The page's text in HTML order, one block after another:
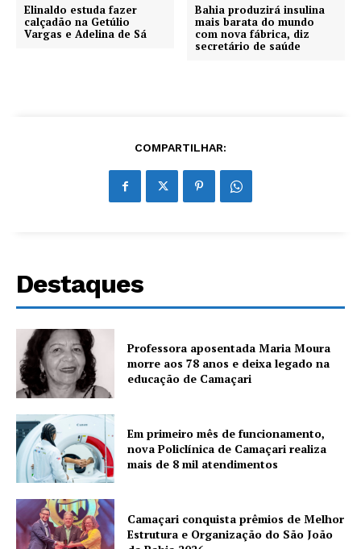
Elinaldo estuda fazer
calçadão na Getúlio
Vargas e Adelina de Sá
Bahia produzirá insulina
mais barata do mundo
com nova fábrica, diz
secretário de saúde
COMPARTILHAR:
Destaques
Professora aposentada Maria Moura
morre aos 78 anos e deixa legado na
educação de Camaçari
Em primeiro mês de funcionamento,
nova Policlínica de Camaçari realiza
mais de 8 mil atendimentos
Camaçari conquista prêmios de Melhor
Estrutura e Organização do São João